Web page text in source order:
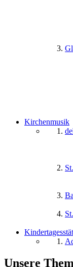
Kirchenmusik
Unsere